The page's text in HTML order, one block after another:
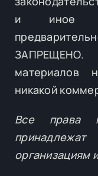
и иное
материалов
никакой
Все права
организациям